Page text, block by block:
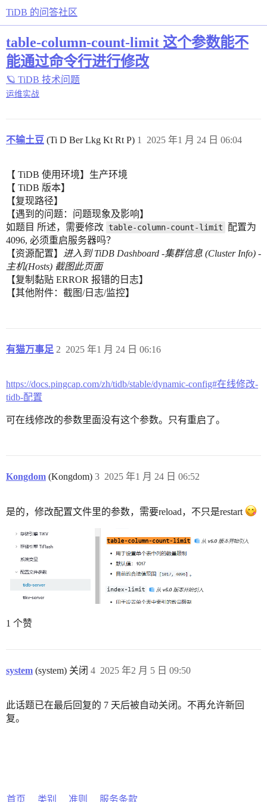
TiDB 的问答社区
table-column-count-limit 这个参数能不
能通过命令行进行修改
🪐 TiDB 技术问题
运维实战
不输土豆 (Ti D Ber Lkg Kt Rt P) 2025 年1 月 24 日 06:04
1
【 TiDB 使用环境】生产环境
【 TiDB 版本】
【复现路径】
【遇到的问题：问题现象及影响】
如题目 所述，需要修改 table-column-count-limit
配置为
4096, 必须重启服务器吗？
【资源配置】
进入到 TiDB Dashboard -集群信息 (Cluster Info) -
主机(Hosts) 截图此页面
【复制黏贴 ERROR 报错的日志】
【其他附件：截图/日志/监控】
有猫万事足 2025 年1 月 24 日 06:16
2
https://docs.pingcap.com/zh/tidb/stable/dynamic-config#在线修改-
tidb-配置
可在线修改的参数里面没有这个参数。只有重启了。
Kongdom (Kongdom) 2025 年1 月 24 日 06:52
3
是的，修改配置文件里的参数，需要reload，不只是restart
1 个赞
system (system) 关闭 2025 年2 月 5 日 09:50
4
此话题已在最后回复的 7 天后被自动关闭。不再允许新回
复。
首页 类别 准则 服务条款